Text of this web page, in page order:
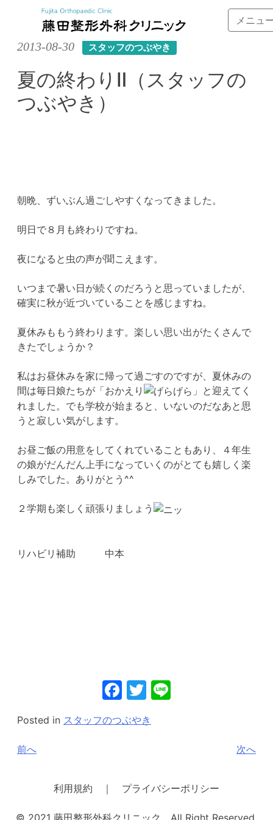
メニュ
2013-08-30 スタッフのつぶやき
夏の終わりⅡ（スタッフの
つぶやき）
朝晩、ずいぶん過ごしやすくなってきました。
明日で８月も終わりですね。
夜になると虫の声が聞こえます。
いつまで暑い日が続くのだろうと思っていましたが、
確実に秋が近づいていることを感じますね。
夏休みももう終わります。楽しい思い出がたくさんで
きたでしょうか？
私はお昼休みを家に帰って過ごすのですが、夏休みの
間は毎日娘たちが「おかえり
」と迎えてく
れました。でも学校が始まると、いないのだなあと思
うと寂しい気がします。
お昼ご飯の用意をしてくれていることもあり、４年生
の娘がだんだん上手になっていくのがとても嬉しく楽
しみでした。ありがとう^^
２学期も楽しく頑張りましょう
リハビリ補助 中本
Facebook
Twitter
Posted in スタッフのつぶやき
投
前へ 次へ
利用規約 ｜ プライバシーポリシー
© 2021 藤田整形外科クリニック All Right Reserved.